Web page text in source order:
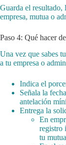
Guarda el resultado,
empresa, mutua o
Paso 4: Qué hacer
Una vez que sabes
a tu empresa o
Indica el
Señala la
antelación
Entrega la
En
registro
tu